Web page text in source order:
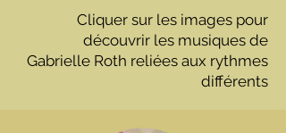
Cliquer sur les images pour
découvrir les musiques de
Gabrielle Roth reliées aux rythmes
différents